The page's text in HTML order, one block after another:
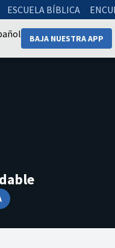
ESCUELA BÍBLICA
BAJA NUESTRA APP